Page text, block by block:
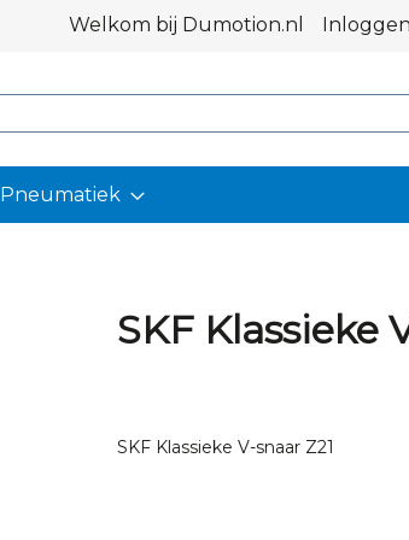
Welkom bij Dumotion.nl Inloggen
Pneumatiek
SKF Klassieke
SKF Klassieke V-snaar Z21